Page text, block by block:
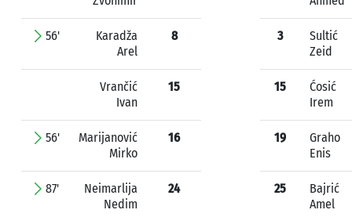
56'
Karadža
Arel
8
Vrančić
Ivan
15
56'
Marijanović
Mirko
16
87'
Neimarlija
Nedim
24
3
Sultić
Zeid
15
Ćosić
Irem
19
Graho
Enis
25
Bajrić
Amel